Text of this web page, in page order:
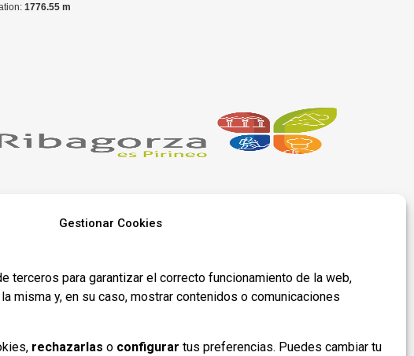
Gestionar Cookies
terceros para garantizar el correcto funcionamiento de la web,
misma y, en su caso, mostrar contenidos o comunicaciones
rechazarlas o configurar tus preferencias. Puedes cambiar tu
1776.55 m
redes​